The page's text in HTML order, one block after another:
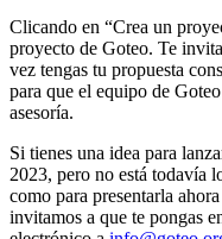
Clicando en “Crea un
proyecto de Goteo. Te
vez tengas tu propuesta
para que el equipo de
asesoría.
Si tienes una idea para
2023, pero no está todavía
como para presentarla
invitamos a que te pongas